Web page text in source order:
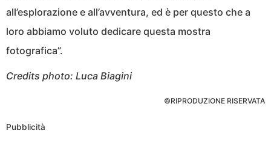
all’esplorazione e all’avventura, ed è per questo che a
loro abbiamo voluto dedicare questa mostra
fotografica”.
Credits photo: Luca Biagini
©RIPRODUZIONE RISERVATA
Pubblicità